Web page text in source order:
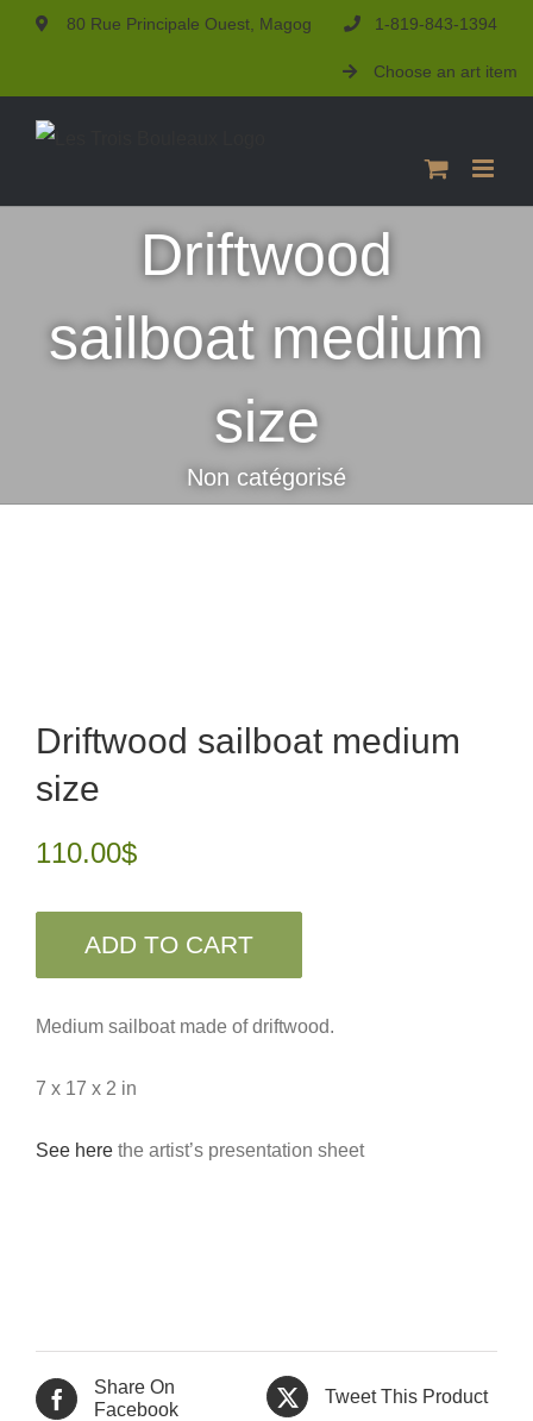
Skip
content
80 Rue Principale Ouest, Magog 1-819-843-1394
Choose an art item
Driftwood
sailboat medium
size
Non catégorisé
Driftwood sailboat medium
size
110.00$
ADD TO CART
Medium sailboat made of driftwood.
7 x 17 x 2 in
See here the artist’s presentation sheet
Share On
Facebook
Tweet This Product